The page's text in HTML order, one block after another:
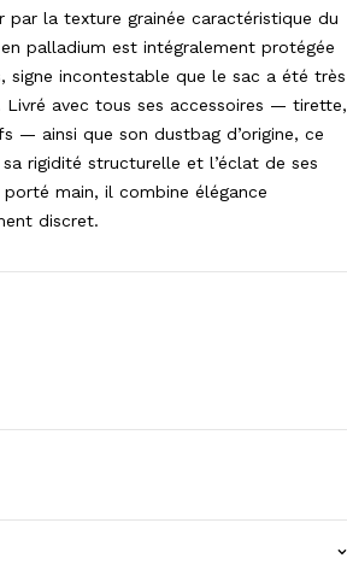
par la texture grainée caractéristique du
palladium est intégralement protégée
signe incontestable que le sac a été très
Livré avec tous ses accessoires — tirette,
— ainsi que son dustbag d’origine, ce
rigidité structurelle et l’éclat de ses
main, il combine élégance
discret.